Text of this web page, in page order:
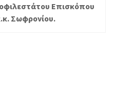
Επισκόπου
Σωφρονίου.